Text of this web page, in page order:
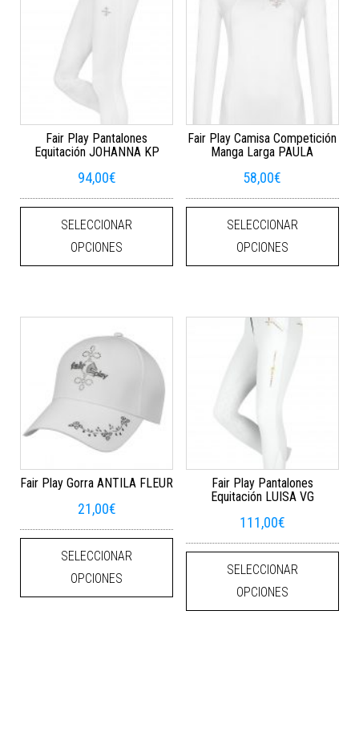
Fair Play Pantalones
Equitación JOHANNA KP
94,00€
SELECCIONAR
OPCIONES
Este producto tiene múltiples
Fair Play Camisa Competición
Manga Larga PAULA
58,00€
SELECCIONAR
OPCIONES
Fair Play Gorra ANTILA FLEUR
21,00€
SELECCIONAR
OPCIONES
Este producto tiene múltiples
Fair Play Pantalones
Equitación LUISA VG
111,00€
SELECCIONAR
OPCIONES